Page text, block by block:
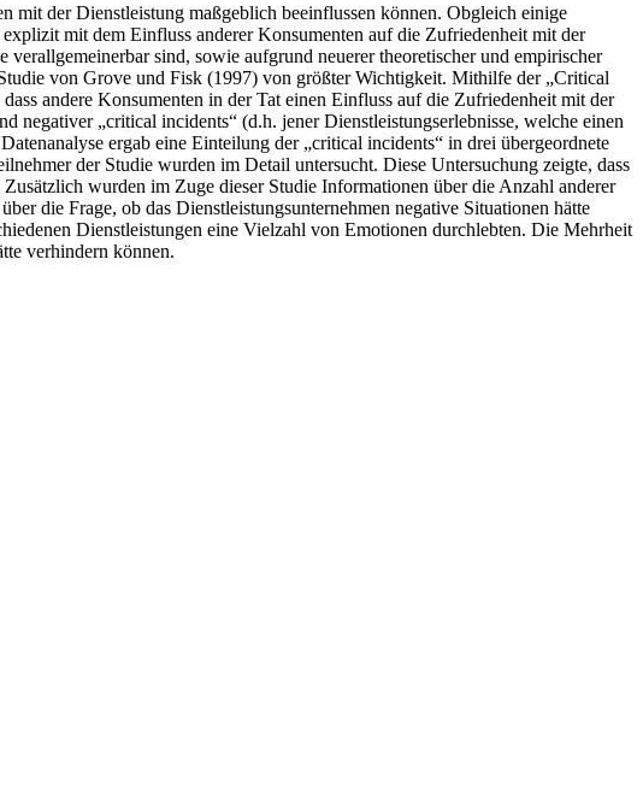
der Dienstleistung maßgeblich beeinflussen können. Obgleich einige
mit dem Einfluss anderer Konsumenten auf die Zufriedenheit mit der
sind, sowie aufgrund neuerer theoretischer und empirischer
von Grove und Fisk (1997) von größter Wichtigkeit. Mithilfe der „Critical
andere Konsumenten in der Tat einen Einfluss auf die Zufriedenheit mit der
negativer „critical incidents“ (d.h. jener Dienstleistungserlebnisse, welche einen
ergab eine Einteilung der „critical incidents“ in drei übergeordnete
der Studie wurden im Detail untersucht. Diese Untersuchung zeigte, dass
wurden im Zuge dieser Studie Informationen über die Anzahl anderer
die Frage, ob das Dienstleistungsunternehmen negative Situationen hätte
Dienstleistungen eine Vielzahl von Emotionen durchlebten. Die Mehrheit
verhindern können.